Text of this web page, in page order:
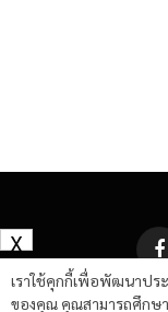
เราใช้คุกกี้เพื่อพัฒนาปร
ของคุณ คุณสามารถศึกษ
X